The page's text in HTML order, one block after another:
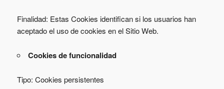
Finalidad: Estas Cookies identifican si los usuarios han
aceptado el uso de cookies en el Sitio Web.
Cookies de funcionalidad
Tipo: Cookies persistentes